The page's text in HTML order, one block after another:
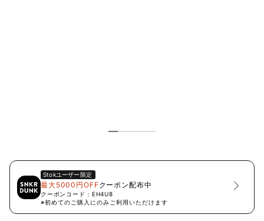
Stokユーザー限定
最大5000円OFFクーポン配布中
クーポンコード： EH4U8
※初めてのご購入にのみご利用いただけます